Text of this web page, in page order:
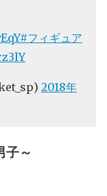
#フィギュア
2018年
子～